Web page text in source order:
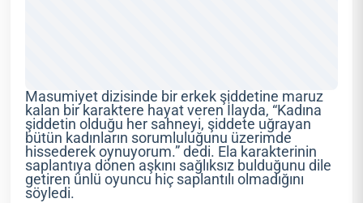
Masumiyet dizisinde bir erkek şiddetine maruz
kalan bir karaktere hayat veren İlayda, “Kadına
şiddetin olduğu her sahneyi, şiddete uğrayan
bütün kadınların sorumluluğunu üzerimde
hissederek oynuyorum.” dedi. Ela karakterinin
saplantıya dönen aşkını sağlıksız bulduğunu dile
getiren ünlü oyuncu hiç saplantılı olmadığını
söyledi.